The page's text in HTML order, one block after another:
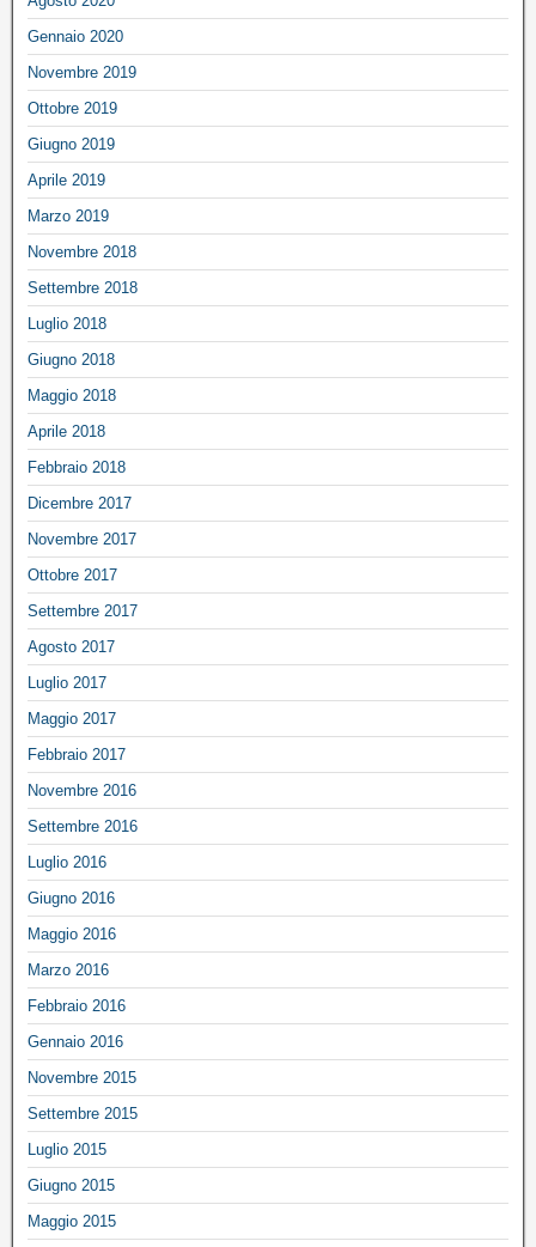
Gennaio 2020
Novembre 2019
Ottobre 2019
Giugno 2019
Aprile 2019
Marzo 2019
Novembre 2018
Settembre 2018
Luglio 2018
Giugno 2018
Maggio 2018
Aprile 2018
Febbraio 2018
Dicembre 2017
Novembre 2017
Ottobre 2017
Settembre 2017
Agosto 2017
Luglio 2017
Maggio 2017
Febbraio 2017
Novembre 2016
Settembre 2016
Luglio 2016
Giugno 2016
Maggio 2016
Marzo 2016
Febbraio 2016
Gennaio 2016
Novembre 2015
Settembre 2015
Luglio 2015
Giugno 2015
Maggio 2015